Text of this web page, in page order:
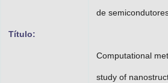
Título:
de
Computational
study of